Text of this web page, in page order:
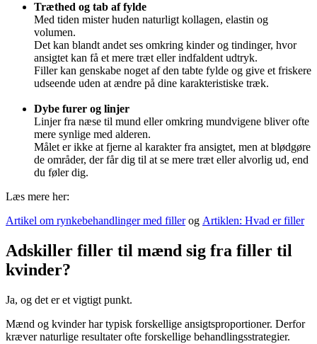
Træthed og tab af fylde
Med tiden mister huden naturligt kollagen, elastin og
volumen.
Det kan blandt andet ses omkring kinder og tindinger, hvor
ansigtet kan få et mere træt eller indfaldent udtryk.
Filler kan genskabe noget af den tabte fylde og give et friskere
udseende uden at ændre på dine karakteristiske træk.
Dybe furer og linjer
Linjer fra næse til mund eller omkring mundvigene bliver ofte
mere synlige med alderen.
Målet er ikke at fjerne al karakter fra ansigtet, men at blødgøre
de områder, der får dig til at se mere træt eller alvorlig ud, end
du føler dig.
Læs mere her:
Artikel om rynkebehandlinger med fillerog Artiklen: Hvad er filler
Adskiller filler til mænd sig fra filler til
kvinder?
Ja, og det er et vigtigt punkt.
Mænd og kvinder har typisk forskellige ansigtsproportioner. Derfor
kræver naturlige resultater ofte forskellige behandlingsstrategier.